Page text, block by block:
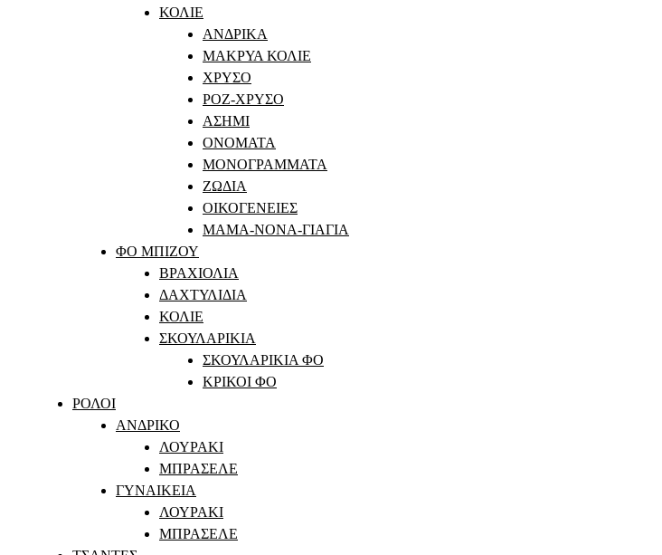
ΚΟΛΙΕ
ΑΝΔΡΙΚΑ
ΜΑΚΡΥΑ ΚΟΛΙΕ
ΧΡΥΣΟ
ΡΟΖ-ΧΡΥΣΟ
ΑΣΗΜΙ
ΟΝΟΜΑΤΑ
ΜΟΝΟΓΡΑΜΜΑΤΑ
ΖΩΔΙΑ
ΟΙΚΟΓΕΝΕΙΕΣ
ΜΑΜΑ-ΝΟΝΑ-ΓΙΑΓΙΑ
ΦΟ ΜΠΙΖΟΥ
ΒΡΑΧΙΟΛΙΑ
ΔΑΧΤΥΛΙΔΙΑ
ΚΟΛΙΕ
ΣΚΟΥΛΑΡΙΚΙΑ
ΣΚΟΥΛΑΡΙΚΙΑ ΦΟ
ΚΡΙΚΟΙ ΦΟ
ΡΟΛΟΙ
ΑΝΔΡΙΚΟ
ΛΟΥΡΑΚΙ
ΜΠΡΑΣΕΛΕ
ΓΥΝΑΙΚΕΙΑ
ΛΟΥΡΑΚΙ
ΜΠΡΑΣΕΛΕ